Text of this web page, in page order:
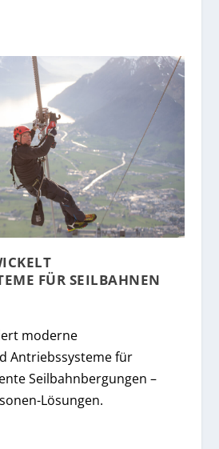
FÜR SEILBAHNEN
moderne
Antriebssysteme für
Seilbahnbergungen –
Lösungen.